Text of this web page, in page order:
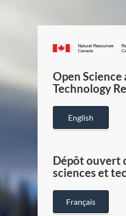
Open Science
Technology
English
Dépôt ouvert
sciences et
Français